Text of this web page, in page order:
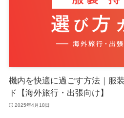
機内を快適に過ごす方法｜服
ド【海外旅行・出張向け】
2025年4月18日